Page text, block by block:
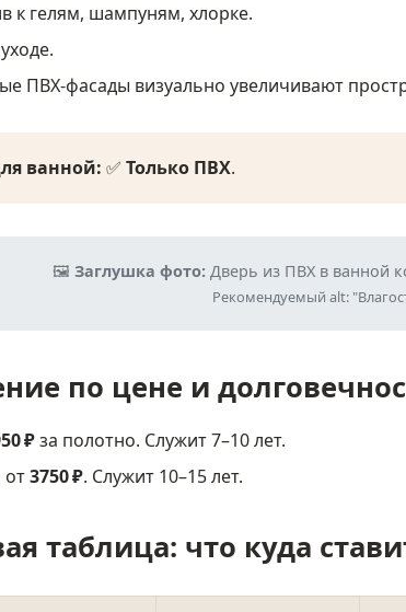
к гелям, шампуням, хлорке.
ПВХ-фасады визуально увеличивают
ванной: ✅ Только ПВХ.
🖼️ Заглушка фото: Дверь из ПВХ в ванной
Рекомендуемый alt:
по цене и
₽за полотно. Служит 7–10 лет.
от3750 ₽. Служит 10–15 лет.
таблица: что куда